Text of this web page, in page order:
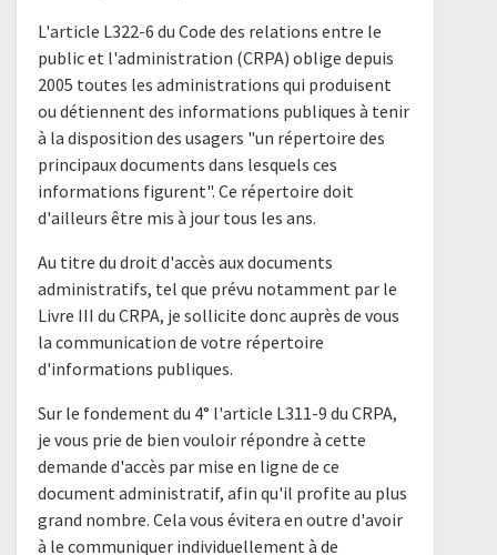
L'article L322-6 du Code des relations entre le
public et l'administration (CRPA) oblige depuis
2005 toutes les administrations qui produisent
ou détiennent des informations publiques à tenir
à la disposition des usagers "un répertoire des
principaux documents dans lesquels ces
informations figurent". Ce répertoire doit
d'ailleurs être mis à jour tous les ans.
Au titre du droit d'accès aux documents
administratifs, tel que prévu notamment par le
Livre III du CRPA, je sollicite donc auprès de vous
la communication de votre répertoire
d'informations publiques.
Sur le fondement du 4° l'article L311-9 du CRPA,
je vous prie de bien vouloir répondre à cette
demande d'accès par mise en ligne de ce
document administratif, afin qu'il profite au plus
grand nombre. Cela vous évitera en outre d'avoir
à le communiquer individuellement à de